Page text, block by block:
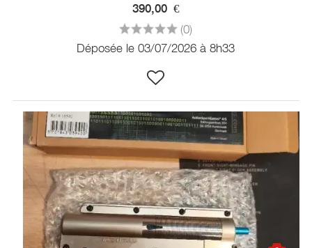
390,00 €
(0)
Déposée le 03/07/2026 à 8h33